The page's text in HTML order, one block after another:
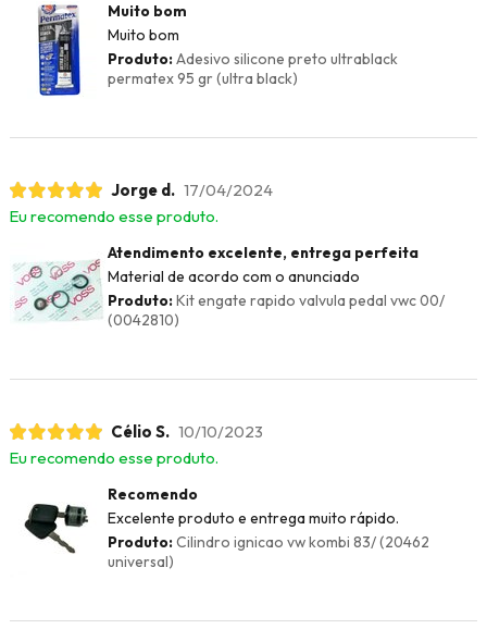
Muito bom
Muito bom
Produto:Adesivo silicone preto ultrablack
permatex 95 gr (ultra black)
Jorge d. 17/04/2024
Eu recomendo esse produto.
Atendimento excelente, entrega perfeita
Material de acordo com o anunciado
Produto:Kit engate rapido valvula pedal vwc 00/
(0042810)
Célio S. 10/10/2023
Eu recomendo esse produto.
Recomendo
Excelente produto e entrega muito rápido.
Produto:Cilindro ignicao vw kombi 83/ (20462
universal)